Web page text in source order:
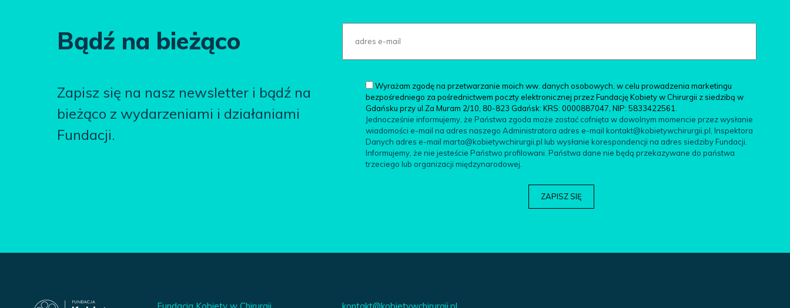
Bądź na bieżąco
Zapisz się na nasz newsletter i bądź na
bieżąco z wydarzeniami i działaniami
Fundacji.
Wyrażam zgodę na przetwarzanie moich ww. danych osobowych, w celu prowadzenia marketingu
bezpośredniego za pośrednictwem poczty elektronicznej przez Fundację Kobiety w Chirurgii z siedzibą w
Gdańsku przy ul.Za Muram 2/10, 80-823 Gdańsk: KRS: 0000887047, NIP: 5833422561.
Jednocześnie informujemy, że Państwa zgoda może zostać cofnięta w dowolnym momencie przez wysłanie
wiadomości e-mail na adres naszego Administratora adres e-mail kontakt@kobietywchirurgii.pl, Inspektora
Danych adres e-mail marta@kobietywchirurgii.pl lub wysłanie korespondencji na adres siedziby Fundacji.
Informujemy, że nie jesteście Państwo profilowani. Państwa dane nie będą przekazywane do państwa
trzeciego lub organizacji międzynarodowej.